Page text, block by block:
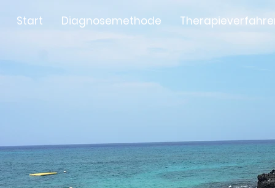
Start Diagnosemethode